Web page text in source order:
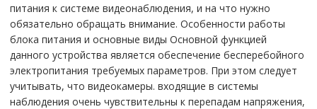
питания к системе видеонаблюдения, и на что нужно
обязательно обращать внимание. Особенности работы
блока питания и основные виды Основной функцией
данного устройства является обеспечение бесперебойного
электропитания требуемых параметров. При этом следует
учитывать, что видеокамеры. входящие в системы
наблюдения очень чувствительны к перепадам напряжения,